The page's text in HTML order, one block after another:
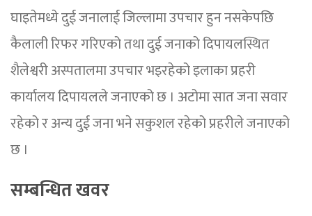
घाइतेमध्ये दुई जनालाई जिल्लामा उपचार हुन नसकेपछि
कैलाली रिफर गरिएको तथा दुई जनाको दिपायलस्थित
शैलेश्वरी अस्पतालमा उपचार भइरहेको इलाका प्रहरी
कार्यालय दिपायलले जनाएको छ । अटोमा सात जना सवार
रहेको र अन्य दुई जना भने सकुशल रहेको प्रहरीले जनाएको
छ ।
सम्बन्धित खवर